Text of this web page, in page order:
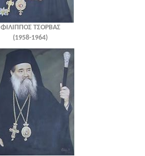
ΦΙΛΙΠΠΟΣ ΤΣΟΡΒΑΣ
(1958-1964)